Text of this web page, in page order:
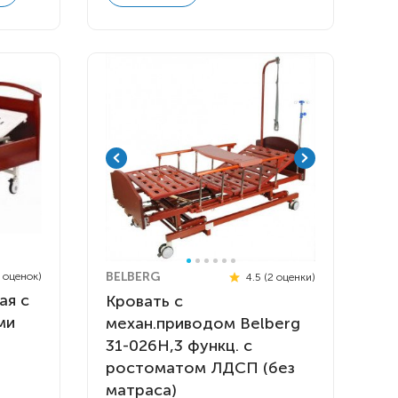
с
BELBERG 4.5 (2 оценки)
Кровать c
механ.приводом Belberg
31-026H,3 функц. с
ростоматом ЛДСП (без
матраса)